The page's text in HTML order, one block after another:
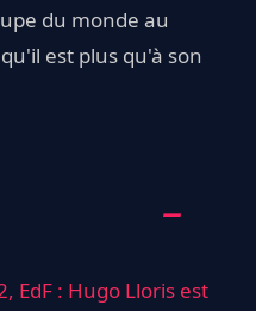
du monde au
est plus qu'à son
EdF : Hugo Lloris est